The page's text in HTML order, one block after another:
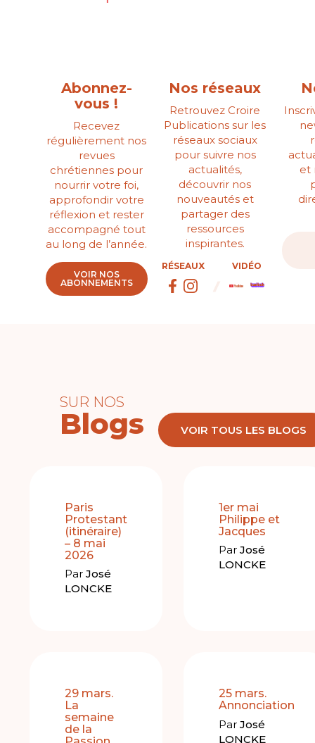
Abonnez-
vous !
Recevez
régulièrement nos
revues
chrétiennes pour
nourrir votre foi,
approfondir votre
réflexion et rester
accompagné tout
au long de l’année.
VOIR NOS
ABONNEMENTS
Nos réseaux
Retrouvez Croire
Publications sur les
réseaux sociaux
pour suivre nos
actualités,
découvrir nos
nouveautés et
partager des
ressources
inspirantes.
RÉSEAUX VIDÉO
et
SUR NOS
Blogs VOIR TOUS LES BLOGS
Paris
Protestant
(itinéraire)
– 8 mai
2026
ParJosé
LONCKE
1er mai
Philippe et
Jacques
ParJosé
LONCKE
29 mars.
La
semaine
de la
25 mars.
Annonciation
ParJosé
LONCKE